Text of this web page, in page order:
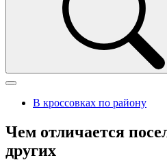
В кроссовках по району
Чем отличается
других